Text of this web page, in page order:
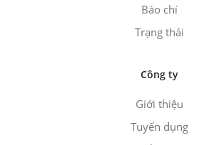
Báo chí
Trạng thái
Công ty
Giới thiệu
Tuyển dụng